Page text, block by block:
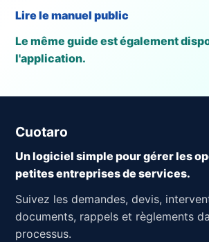
Lire le manuel public
Le même guide est également
l'application.
Cuotaro
Un logiciel simple pour gérer les
petites entreprises de services.
Suivez les demandes, devis,
documents, rappels et règlements
processus.